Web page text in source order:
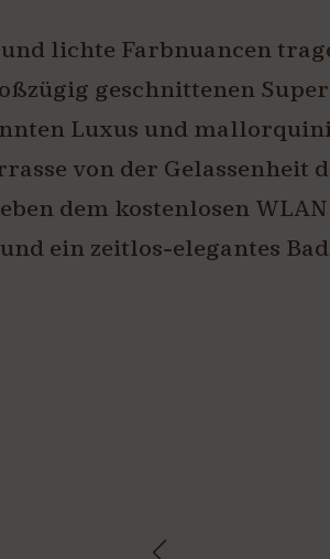
lichte Farbnuancen
geschnittenen
Luxus und
von der Gelassenheit
dem kostenlosen
ein zeitlos-elegantes